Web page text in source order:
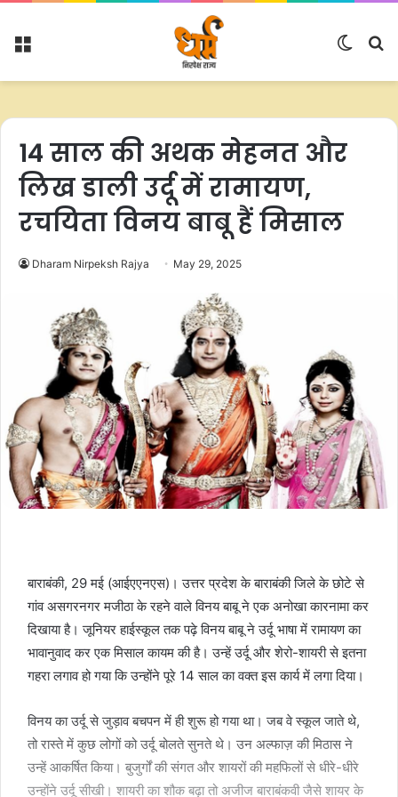
Menu
Switch
14 साल की अथक मेहनत और
लिख डाली उर्दू में रामायण,
रचयिता विनय बाबू हैं मिसाल
Dharam Nirpeksh Rajya May 29, 2025
बाराबंकी, 29 मई (आईएएनएस)। उत्तर प्रदेश के बाराबंकी जिले के छोटे से
गांव असगरनगर मजीठा के रहने वाले विनय बाबू ने एक अनोखा कारनामा कर
दिखाया है। जूनियर हाईस्कूल तक पढ़े विनय बाबू ने उर्दू भाषा में रामायण का
भावानुवाद कर एक मिसाल कायम की है। उन्हें उर्दू और शेरो-शायरी से इतना
गहरा लगाव हो गया कि उन्होंने पूरे 14 साल का वक्त इस कार्य में लगा दिया।
विनय का उर्दू से जुड़ाव बचपन में ही शुरू हो गया था। जब वे स्कूल जाते थे,
तो रास्ते में कुछ लोगों को उर्दू बोलते सुनते थे। उन अल्फाज़ की मिठास ने
उन्हें आकर्षित किया। बुजुर्गों की संगत और शायरों की महफिलों से धीरे-धीरे
उन्होंने उर्दू सीखी। शायरी का शौक बढ़ा तो अजीज बाराबंकवी जैसे शायर के